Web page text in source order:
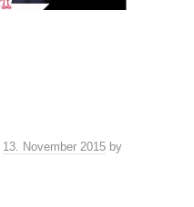
13. November 2015 by